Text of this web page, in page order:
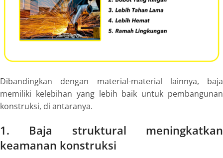
Dibandingkan dengan material-material lainnya, baja
memiliki kelebihan yang lebih baik untuk pembangunan
konstruksi, di antaranya.
1. Baja struktural meningkatkan
keamanan konstruksi